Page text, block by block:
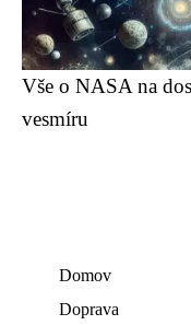
Vše o NASA na
vesmíru
Domov
Doprava